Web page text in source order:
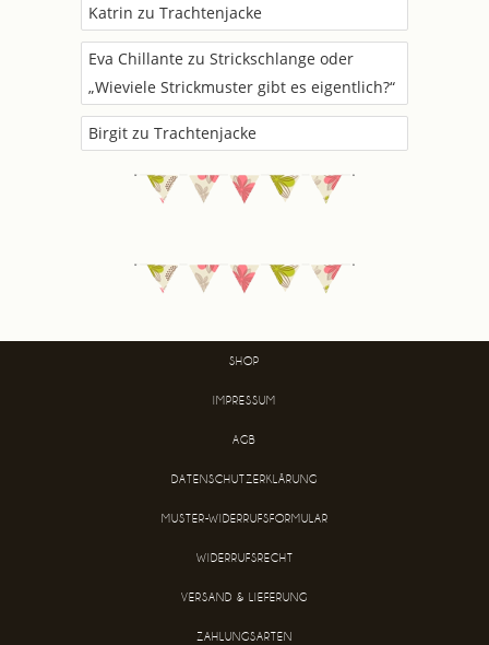
Katrin zu Trachtenjacke
Eva Chillante zu Strickschlange oder
„Wieviele Strickmuster gibt es eigentlich?“
Birgit zu Trachtenjacke
SHOP
IMPRESSUM
AGB
DATENSCHUTZERKLÄRUNG
MUSTER-WIDERRUFSFORMULAR
WIDERRUFSRECHT
VERSAND & LIEFERUNG
ZAHLUNGSARTEN